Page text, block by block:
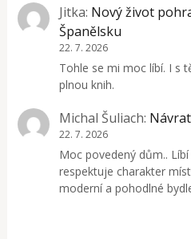
Jitka: Nový život
Španělsku
22. 7. 2026
Tohle se mi moc líbí. I s
plnou knih.
Michal Šuliach:
22. 7. 2026
Moc povedený dům..
respektuje charakter
moderní a pohodlné